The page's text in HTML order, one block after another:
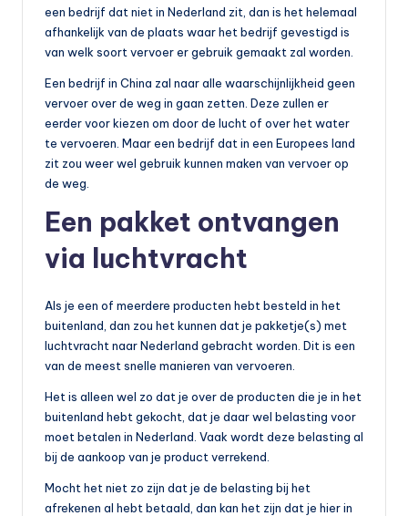
b
een bedrijf dat niet in Nederland zit, dan is het helemaal
afhankelijk van de plaats waar het bedrijf gevestigd is
van welk soort vervoer er gebruik gemaakt zal worden.
Een bedrijf in China zal naar alle waarschijnlijkheid geen
vervoer over de weg in gaan zetten. Deze zullen er
eerder voor kiezen om door de lucht of over het water
te vervoeren. Maar een bedrijf dat in een Europees land
zit zou weer wel gebruik kunnen maken van vervoer op
de weg.
Een pakket ontvangen
via luchtvracht
Als je een of meerdere producten hebt besteld in het
buitenland, dan zou het kunnen dat je pakketje(s) met
luchtvracht naar Nederland gebracht worden. Dit is een
van de meest snelle manieren van vervoeren.
Het is alleen wel zo dat je over de producten die je in het
buitenland hebt gekocht, dat je daar wel belasting voor
moet betalen in Nederland. Vaak wordt deze belasting al
bij de aankoop van je product verrekend.
Mocht het niet zo zijn dat je de belasting bij het
afrekenen al hebt betaald, dan kan het zijn dat je hier in